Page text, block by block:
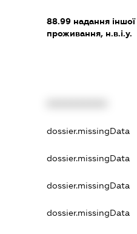
88.99надання іншої
проживання, н.в.і.у.
dossier.missingData
dossier.missingData
dossier.missingData
dossier.missingData